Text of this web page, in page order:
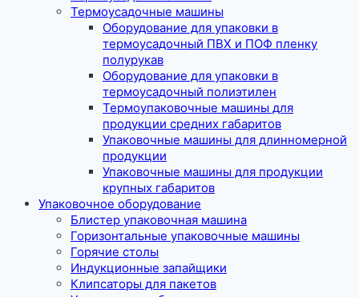
Термоусадочные машины
Оборудование для упаковки в
термоусадочный ПВХ и ПОФ пленку
полурукав
Оборудование для упаковки в
термоусадочный полиэтилен
Термоупаковочные машины для
продукции средних габаритов
Упаковочные машины для длинномерной
продукции
Упаковочные машины для продукции
крупных габаритов
Упаковочное оборудование
Блистер упаковочная машина
Горизонтальные упаковочные машины
Горячие столы
Индукционные запайщики
Клипсаторы для пакетов